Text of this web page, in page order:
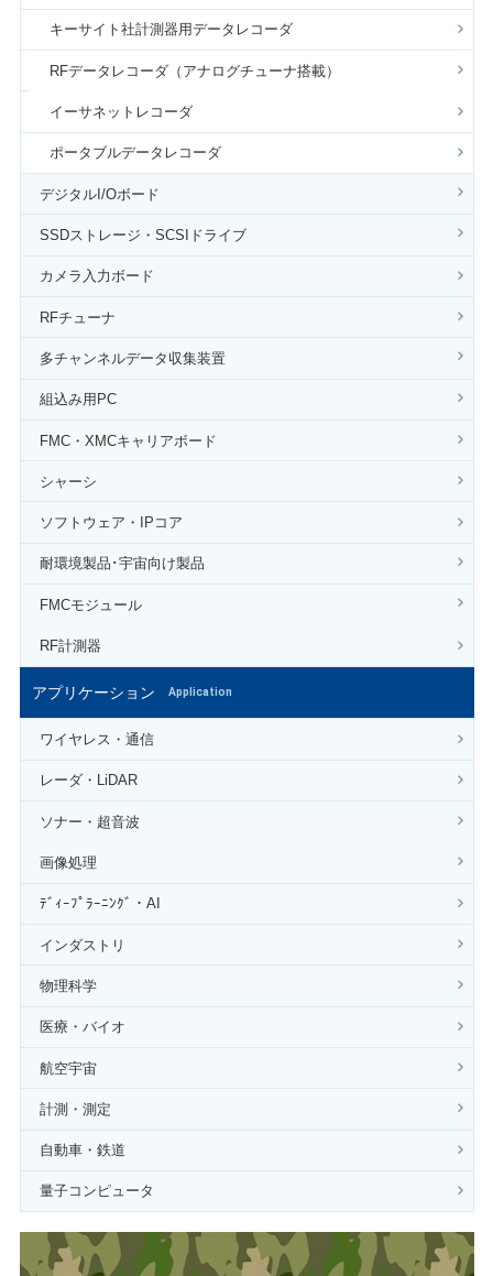
キーサイト社計測器用データレコーダ
RFデータレコーダ（アナログチューナ搭載）
イーサネットレコーダ
ポータブルデータレコーダ
デジタルI/Oボード
SSDストレージ・SCSIドライブ
カメラ入力ボード
RFチューナ
多チャンネルデータ収集装置
組込み用PC
FMC・XMCキャリアボード
シャーシ
ソフトウェア・IPコア
耐環境製品･宇宙向け製品
FMCモジュール
RF計測器
アプリケーション Application
ワイヤレス・通信
レーダ・LiDAR
ソナー・超音波
画像処理
ﾃﾞｨｰﾌﾟﾗｰﾆﾝｸﾞ・AI
インダストリ
物理科学
医療・バイオ
航空宇宙
計測・測定
自動車・鉄道
量子コンピュータ